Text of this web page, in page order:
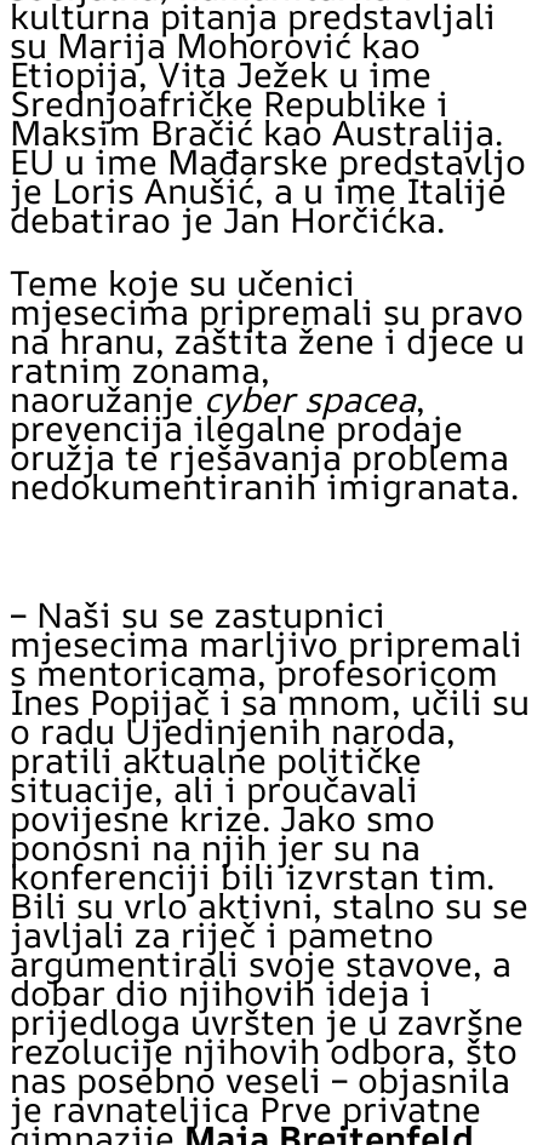
kulturna pitanja predstavljali
su Marija Mohorović kao
Etiopija, Vita Ježek u ime
Srednjoafričke Republike i
Maksim Bračić kao Australija.
EU u ime Mađarske predstavljo
je Loris Anušić, a u ime Italije
debatirao je Jan Horčićka.
Teme koje su učenici
mjesecima pripremali su pravo
na hranu, zaštita žene i djece u
ratnim zonama,
naoružanjecyber spacea,
prevencija ilegalne prodaje
oružja te rješavanja problema
nedokumentiranih imigranata.
– Naši su se zastupnici
mjesecima marljivo pripremali
s mentoricama, profesoricom
Ines Popijač i sa mnom, učili su
o radu Ujedinjenih naroda,
pratili aktualne političke
situacije, ali i proučavali
povijesne krize. Jako smo
ponosni na njih jer su na
konferenciji bili izvrstan tim.
Bili su vrlo aktivni, stalno su se
javljali za riječ i pametno
argumentirali svoje stavove, a
dobar dio njihovih ideja i
prijedloga uvršten je u završne
rezolucije njihovih odbora, što
nas posebno veseli – objasnila
je ravnateljica Prve privatne